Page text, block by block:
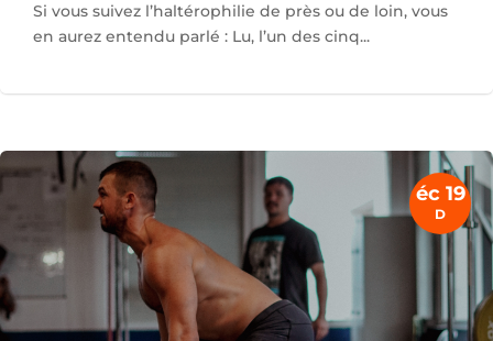
Si vous suivez l’haltérophilie de près ou de loin, vous
en aurez entendu parlé : Lu, l’un des cinq...
éc 19
D